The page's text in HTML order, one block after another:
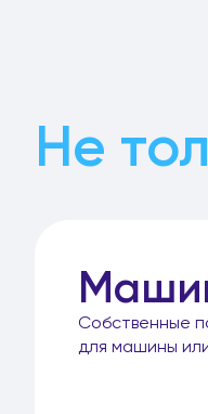
Не
Собственные
для машины